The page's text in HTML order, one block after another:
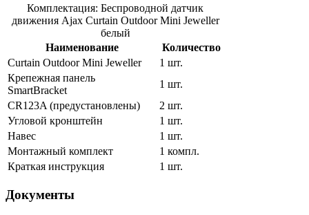
Комплектация: Беспроводной датчик
движения Ajax Curtain Outdoor Mini Jeweller
белый
Наименование
Количество
Curtain Outdoor Mini Jeweller
1 шт.
Крепежная панель
SmartBracket
1 шт.
CR123A (предустановлены)
2 шт.
Угловой кронштейн
1 шт.
Навес
1 шт.
Монтажный комплект
1 компл.
Краткая инструкция
1 шт.
Документы